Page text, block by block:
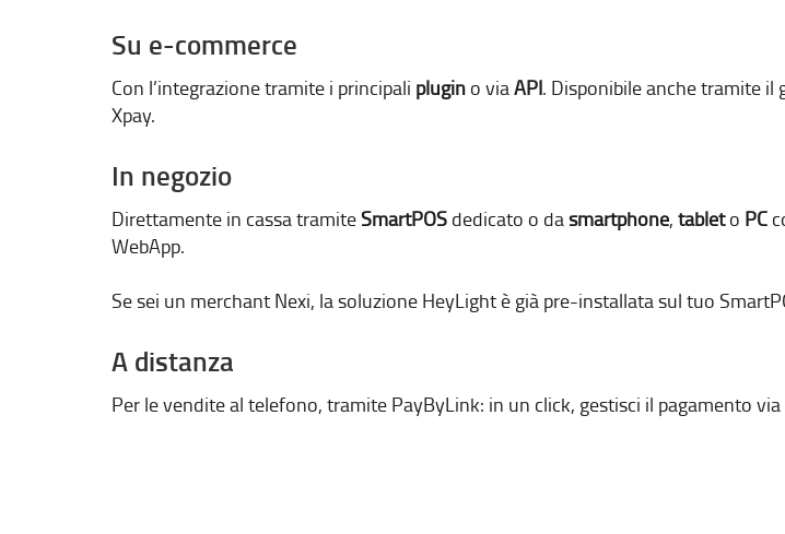
Su e-commerce
Con l’integrazione tramite i principali plugin o viaAPI.​ Disponibile anche tramite il
Xpay.
In negozio
Direttamente in cassa tramiteSmartPOS dedicato o dasmartphone, tableto PC
WebApp.
Se sei un merchant Nexi, la soluzione HeyLight è già pre-installata sul tuo
A distanza
Per le vendite al telefono, tramite PayByLink: in un click, gestisci il pagamento via